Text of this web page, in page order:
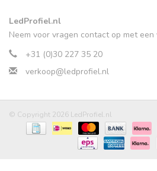
LedProfiel.nl
Neem voor vragen contact op met een
+31 (0)30 227 35 20
verkoop@ledprofiel.nl
© Copyright 2026 LedProfiel.nl